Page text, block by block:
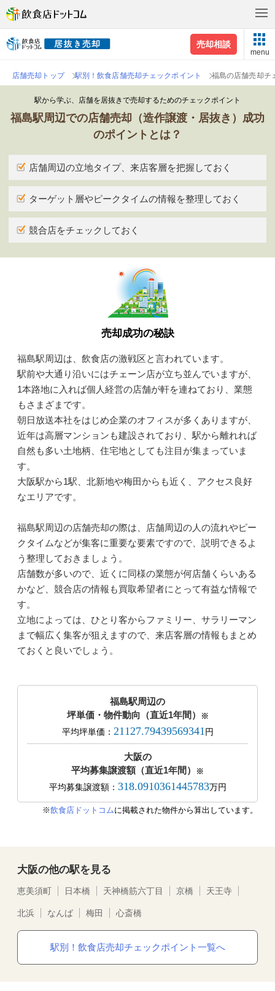
売却相談
menu
店舗売却トップ 駅別！飲食店舗売却チェックポイント 福島の店舗売却チ
駅から学ぶ、店舗を居抜きで売却するためのチェックポイント
福島駅周辺での店舗売却（造作譲渡・居抜き）成功
のポイントとは？
店舗周辺の立地タイプ、来店客層を把握しておく
ターゲット層やピークタイムの情報を整理しておく
競合店をチェックしておく
売却成功の秘訣
福島駅周辺は、飲食店の激戦区と言われています。
駅前や大通り沿いにはチェーン店が立ち並んでいますが、
1本路地に入れば個人経営の店舗が軒を連ねており、業態
もさまざまです。
朝日放送本社をはじめ企業のオフィスが多くありますが、
近年は高層マンションも建設されており、駅から離れれば
自然も多い土地柄、住宅地としても注目が集まっていま
す。
大阪駅から1駅、北新地や梅田からも近く、アクセス良好
なエリアです。
福島駅周辺の店舗売却の際は、店舗周辺の人の流れやピー
クタイムなどが集客に重要な要素ですので、説明できるよ
う整理しておきましょう。
店舗数が多いので、近くに同様の業態が何店舗くらいある
かなど、競合店の情報も買取希望者にとって有益な情報で
す。
立地によっては、ひとり客からファミリー、サラリーマン
まで幅広く集客が狙えますので、来店客層の情報もまとめ
ておくと良いでしょう。
福島駅周辺の
坪単価・物件動向（直近1年間）
※
平均坪単価： 21127.79439569341 円
大阪の
平均募集譲渡額（直近1年間）
※
平均募集譲渡額： 318.0910361445783万円
※飲食店ドットコムに掲載された物件から算出しています。
大阪の他の駅を見る
恵美須町 日本橋 天神橋筋六丁目 京橋 天王寺
北浜 なんば 梅田 心斎橋
駅別！飲食店売却チェックポイント一覧へ